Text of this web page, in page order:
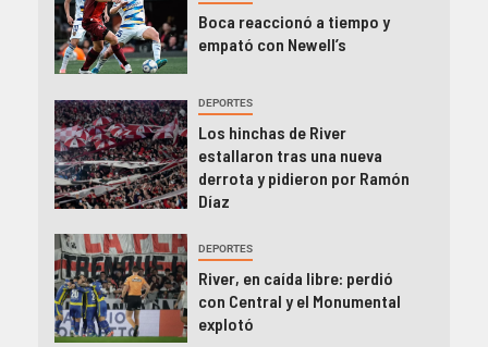
Boca reaccionó a tiempo y
empató con Newell’s
DEPORTES
Los hinchas de River
estallaron tras una nueva
derrota y pidieron por Ramón
Díaz
DEPORTES
River, en caída libre: perdió
con Central y el Monumental
explotó